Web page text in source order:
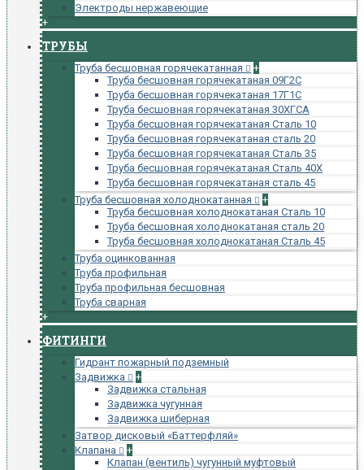
Электроды нержавеющие
+
ТРУБЫ
Труба бесшовная горячекатанная
+
Труба бесшовная горячекатаная 09Г2С
Труба бесшовная горячекатаная 17Г1С
Труба бесшовная горячекатаная 30ХГСА
Труба бесшовная горячекатаная Сталь 10
Труба бесшовная горячекатаная сталь 20
Труба бесшовная горячекатаная Сталь 35
Труба бесшовная горячекатаная Сталь 40Х
Труба бесшовная горячекатаная сталь 45
Труба бесшовная холоднокатанная
+
Труба бесшовная холоднокатаная Сталь 10
Труба бесшовная холоднокатаная сталь 20
Труба бесшовная холоднокатаная Сталь 45
Труба оцинкованная
Труба профильная
Труба профильная бесшовная
Труба сварная
+
ФИТИНГИ
Гидрант пожарный подземный
Задвижка
+
Задвижка стальная
Задвижка чугунная
Задвижка шиберная
Затвор дисковый «Баттерфляй»
Клапана
+
Клапан (вентиль) чугунный муфтовый